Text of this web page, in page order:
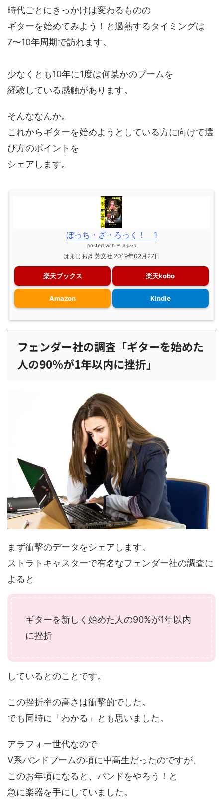
時代ごとにきっかけは変わるものの
ギターを始めてみよう！と過熱するタイミングは
7〜10年周期で訪れます。
少なくとも10年に1度は何某かのブームを
経験している感触があります。
そんななんか。
これからギターを始めようとしている方に向けて選
び方のポイントを
シェアします。
ぼっち・ざ・ろっく！ 1
posted with ヨメレバ
はまじあき 芳文社 2019年02月27日
楽天ブックス 楽天kobo
Amazon Kindle
フェンダー社の調査「ギターを始めた
人の90%が1年以内に挫折」
まず衝撃のデータをシェアします。
ストラトキャスターで有名なフェンダー社の調査に
よると
ギターを新しく始めた人の90%が1年以内
に挫折
しているとのことです。
この挫折率の高さは衝撃的でした。
でも同時に「わかる」とも思いました。
アラフォー世代なので
V系バンドブームの頃に中高生だったのですが、
このお年頃になると、バンドをやろう！と
急に楽器を手にしていました。